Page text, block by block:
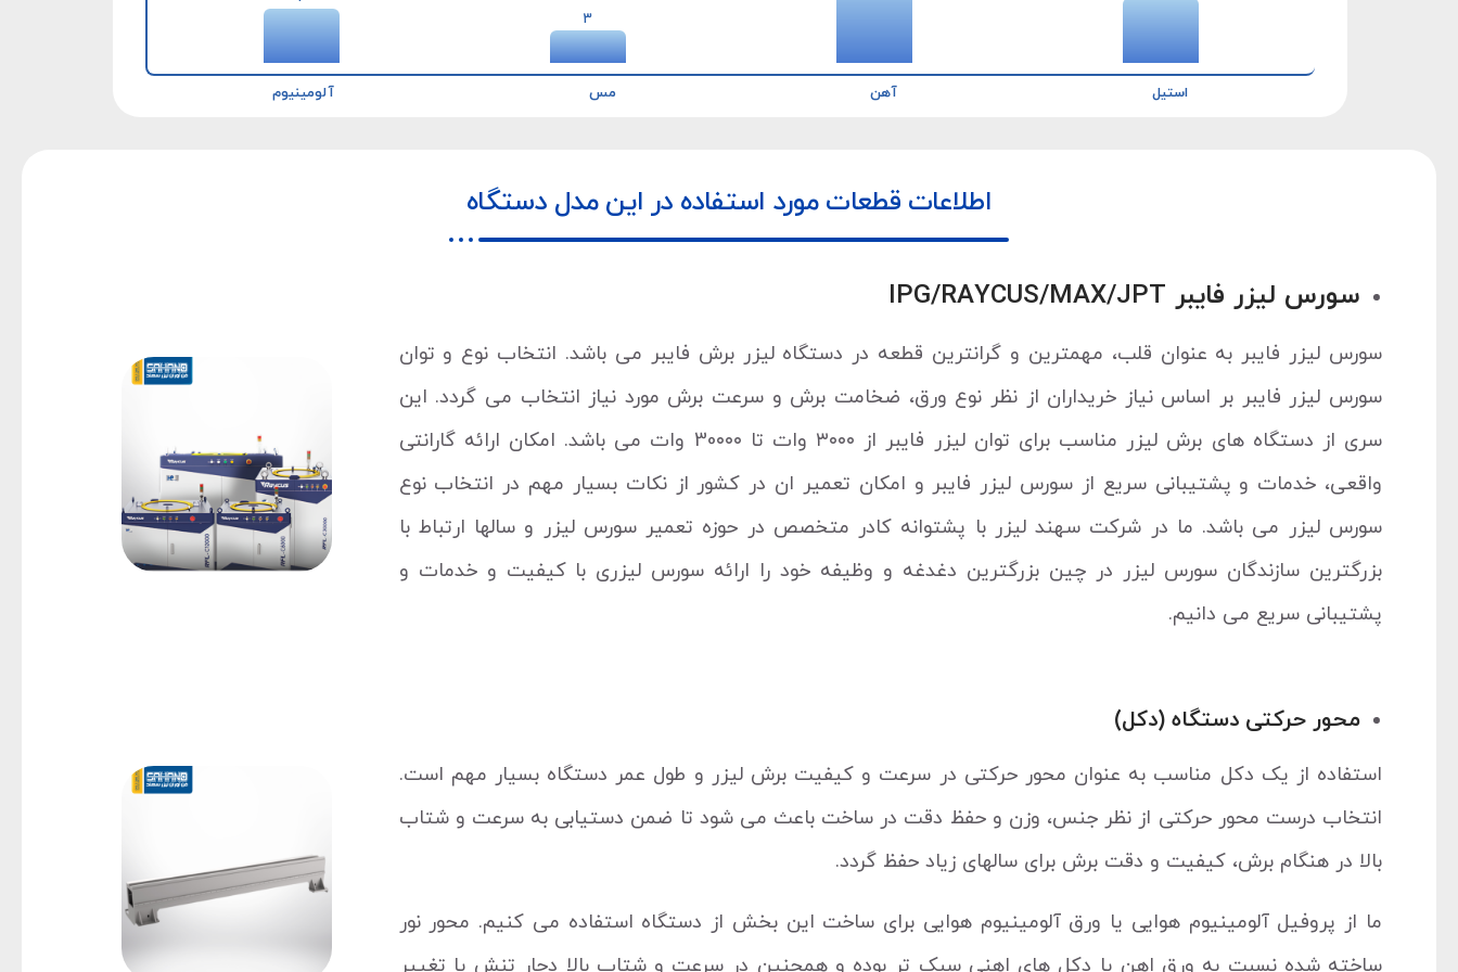
3
استیل آهن مس آلومینیوم
اطلاعات قطعات مورد استفاده در این مدل دستگاه
سورس لیزر فایبر IPG/RAYCUS/MAX/JPT
سورس لیزر فایبر به عنوان قلب، مهمترین و گرانترین قطعه در دستگاه لیزر برش فایبر می باشد. انتخاب نوع و توان
سورس لیزر فایبر بر اساس نیاز خریداران از نظر نوع ورق، ضخامت برش و سرعت برش مورد نیاز انتخاب می گردد. این
سری از دستگاه های برش لیزر مناسب برای توان لیزر فایبر از ۳۰۰۰ وات تا 30۰۰۰ وات می باشد. امکان ارائه گارانتی
واقعی، خدمات و پشتیبانی سریع از سورس لیزر فایبر و امکان تعمیر ان در کشور از نکات بسیار مهم در انتخاب نوع
سورس لیزر می باشد. ما در شرکت سهند لیزر با پشتوانه کادر متخصص در حوزه تعمیر سورس لیزر و سالها ارتباط با
بزرگترین سازندگان سورس لیزر در چین بزرگترین دغدغه و وظیفه خود را ارائه سورس لیزری با کیفیت و خدمات و
پشتیبانی سریع می دانیم.
محور حرکتی دستگاه (دکل)
استفاده از یک دکل مناسب به عنوان محور حرکتی در سرعت و کیفیت برش لیزر و طول عمر دستگاه بسیار مهم است.
انتخاب درست محور حرکتی از نظر جنس، وزن و حفظ دقت در ساخت باعث می شود تا ضمن دستیابی به سرعت و شتاب
بالا در هنگام برش، کیفیت و دقت برش برای سالهای زیاد حفظ گردد.
ما از پروفیل آلومینیوم هوایی یا ورق آلومینیوم هوایی برای ساخت این بخش از دستگاه استفاده می کنیم. محور نور
ساخته شده نسبت به ورق اهن یا دکل های اهنی سبک تر بوده و همچنین در سرعت و شتاب بالا دچار تنش یا تغییر